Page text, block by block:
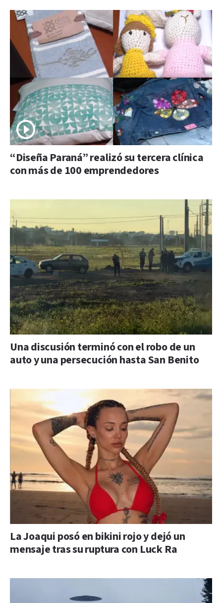
“Diseña Paraná” realizó su tercera clínica
con más de 100 emprendedores
Una discusión terminó con el robo de un
auto y una persecución hasta San Benito
La Joaqui posó en bikini rojo y dejó un
mensaje tras su ruptura con Luck Ra